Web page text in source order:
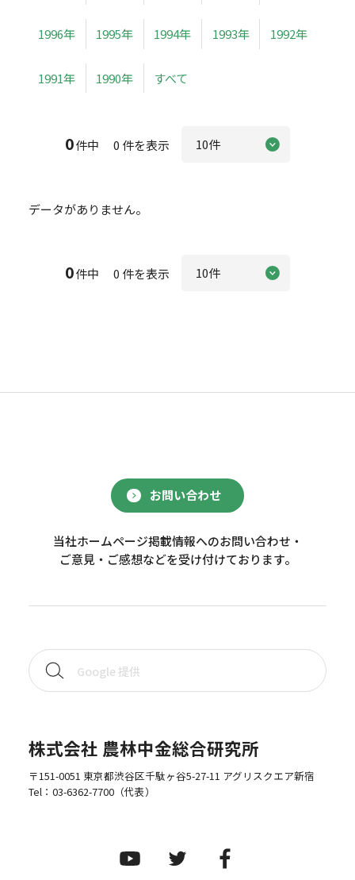
1996年 1995年 1994年 1993年 1992年
1991年 1990年 すべて
0件中 0 件を表示
データがありません。
0件中 0 件を表示
お問い合わせ
当社ホームページ掲載情報へのお問い合わせ・
ご意見・ご感想などを受け付けております。
株式会社 農林中金総合研究所
〒151-0051 東京都渋谷区千駄ヶ谷5-27-11 アグリスクエア新宿
Tel： 03-6362-7700（代表）